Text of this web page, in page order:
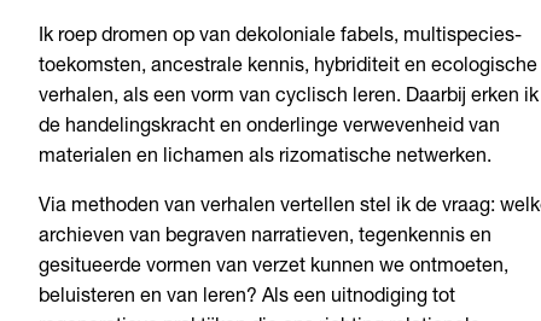
Ik roep dromen op van dekoloniale fabels, multispecies-
toekomsten, ancestrale kennis, hybriditeit en ecologische
verhalen, als een vorm van cyclisch leren. Daarbij erken ik
de handelingskracht en onderlinge verwevenheid van
materialen en lichamen als rizomatische netwerken.
Via methoden van verhalen vertellen stel ik de vraag:
archieven van begraven narratieven, tegenkennis en
gesitueerde vormen van verzet kunnen we ontmoeten,
beluisteren en van leren? Als een uitnodiging tot